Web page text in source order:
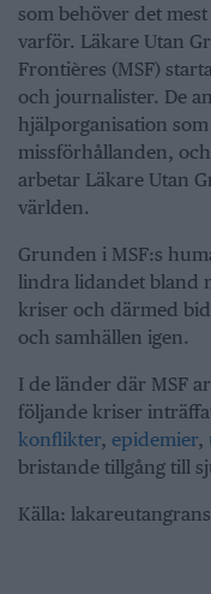
som behöver det
varför. Läkare Utan
Frontières (MSF)
och journalister. De
hjälporganisation
missförhållanden,
arbetar Läkare Utan
världen.
Grunden i MSF:s
lindra lidandet bland
kriser och därmed
och samhällen igen.
I de länder där MSF
följande kriser
konflikter, epidemier,
bristande tillgång till
Källa: